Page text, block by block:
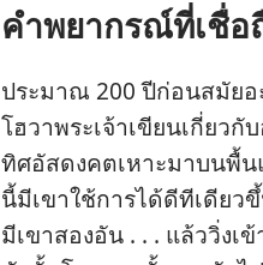
คำ​พยากรณ์​ที่​เชื่อ
ประมาณ 200 ปี​ก่อน​สมัย​อ
โฮวา​พระเจ้า​เขียน​เกี่ยว​
ทิศ​อัสดงคต​เหาะ​มา​บน​พื้
นี้​มี​เขา​ใช้​การ​ได้​ดี​ที​เดียว​
มี​เขา​สอง​อัน . . . แล้ว​วิ่ง​